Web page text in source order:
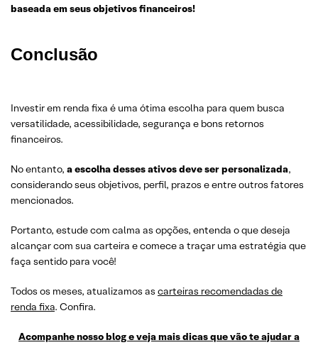
baseada em seus objetivos financeiros!
Conclusão
Investir em renda fixa é uma ótima escolha para quem busca
versatilidade, acessibilidade, segurança e bons retornos
financeiros.
No entanto, a escolha desses ativos deve ser personalizada,
considerando seus objetivos, perfil, prazos e entre outros fatores
mencionados.
Portanto, estude com calma as opções, entenda o que deseja
alcançar com sua carteira e comece a traçar uma estratégia que
faça sentido para você!
Todos os meses, atualizamos as carteiras recomendadas de
renda fixa. Confira.
Acompanhe nosso blog e veja mais dicas que vão te ajudar a